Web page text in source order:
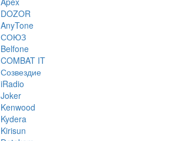
DOZOR
AnyTone
СОЮЗ
Belfone
COMBAT IT
Созвездие
iRadio
Joker
Kenwood
Kydera
Kirisun